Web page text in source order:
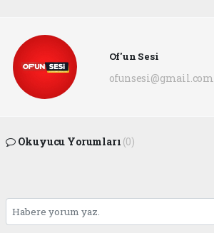
Of'un Sesi
ofunsesi@gmail.com
Okuyucu Yorumları (0)